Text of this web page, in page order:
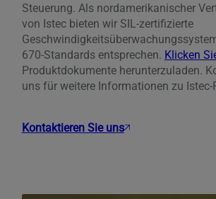
Steuerung. Als nordamerikanischer
von Istec bieten wir SIL-zertifizierte
670-Standards entsprechen. Klicken
Produktdokumente herunterzuladen.
uns für weitere Informationen zu Istec-
Kontaktieren Sie uns